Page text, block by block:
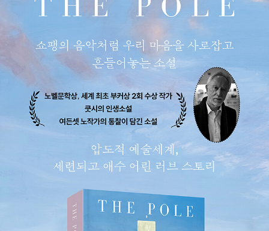
삶과 시대』, 두 번째 부커상을 안겨준 『추락』, 자전 삼부작 『시골
적인 삶의 풍경』 등을 포함해 수많은 문제작을 펴냈다. 학자로서
도 뛰어나 『백인의 글쓰기』, 『검열에 관하여』, 『이중 시점』 등 명
저를 남겼다. 인종차별정책인 아파르트헤이트 앞에서 아프리카
너(네덜란드계 백인)로서의 정체성에 관한 운명적 혼란과 식민주
의자들의 원죄 의식을 형상화했고, 현실의 부조리를 미니멀리즘
적 접근 방식으로 보여줘 독자의 공감을 이끌어냈다. 2002년 호
주로 이주해 애들레이드에서 살고 있다. 쿳시의 소설 『추락』 『엘
Exchanges on Truth, Fiction and Psychotherapy (with Ar
abella Kurtz) Here and Now: Letters 2008~2011 (with P